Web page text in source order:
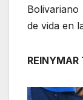
Bolivariano
de vida en
REINYMAR